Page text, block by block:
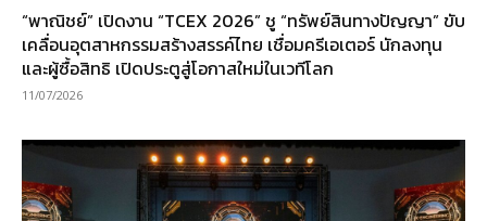
“พาณิชย์” เปิดงาน “TCEX 2026” ชู “ทรัพย์สินทางปัญญา” ขับ
เคลื่อนอุตสาหกรรมสร้างสรรค์ไทย เชื่อมครีเอเตอร์ นักลงทุน
และผู้ซื้อสิทธิ เปิดประตูสู่โอกาสใหม่ในเวทีโลก
11/07/2026